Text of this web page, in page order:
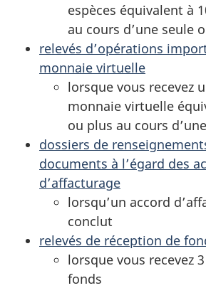
espèces équivalent à
au cours d’une seule
relevés d’opérations
monnaie virtuelle
lorsque vous recevez
monnaie virtuelle
ou plus au cours
dossiers de
documents à l’égard des
d’affacturage
lorsqu’un accord
conclut
relevés de réception de
lorsque vous recevez
fonds